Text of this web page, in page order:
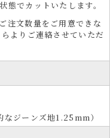
生地
リー、掛け軸、屏風、仏壇
素材です。車の内装にも使
ソファや椅子張り生地とし
端午の節句、雛祭り、お正
装飾にもご利用いただけま
態でカットいたします。
注文数量をご用意できな
よりご連絡させていただ
ジーンズ地1.25mm）